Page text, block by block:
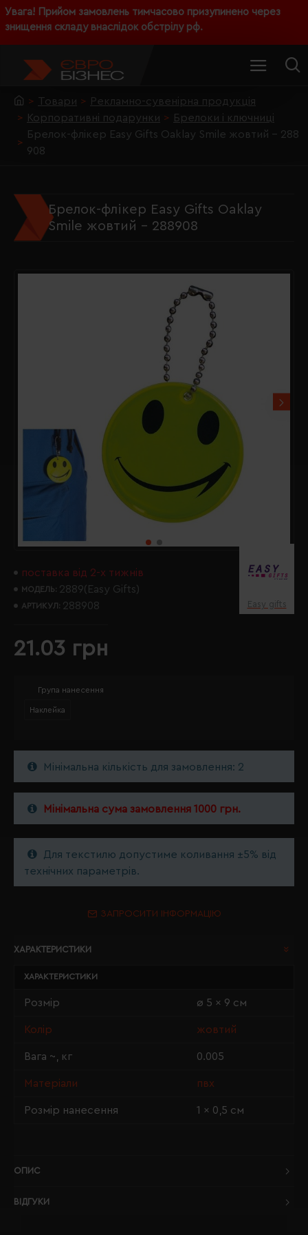
Увага! Прийом замовлень тимчасово призупинено через
знищення складу внаслідок обстрілу рф.
Товари
Рекламно-сувенірна продукція
Корпоративні подарунки
Брелоки і ключниці
Брелок-флікер Easy Gifts Oaklay Smile жовтий - 288
908
Брелок-флікер Easy Gifts Oaklay
Smile жовтий - 288908
поставка від 2-х тижнів
МОДЕЛЬ: 2889(Easy Gifts)
АРТИКУЛ: 288908 Easy gifts
21.03 грн
Група нанесення
Наклейка
Мінімальна кількість для замовлення: 2
Мінімальна сума замовлення 1000 грн.
Для текстилю допустиме коливання ±5% від
технічних параметрів.
ЗАПРОСИТИ ІНФОРМАЦІЮ
ХАРАКТЕРИСТИКИ
ХАРАКТЕРИСТИКИ
Розмір ø 5 x 9 см
Колір жовтий
Вага ~, кг 0.005
Матеріали пвх
Розмір нанесення 1 × 0,5 см
ОПИС
ВІДГУКИ